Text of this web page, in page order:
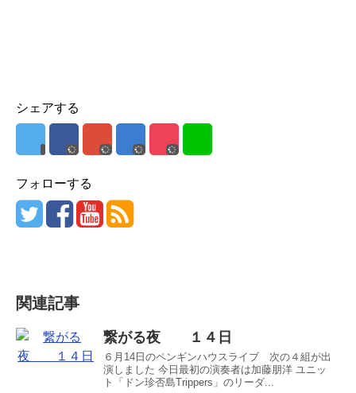
シェアする
フォローする
関連記事
繋がる夜 １４日
６月14日のペンギンハウスライブ 次の４組が出
演しました 今日最初の演奏者は加藤朋洋 ユニッ
ト「ドン珍否島Trippers」のリーダ...